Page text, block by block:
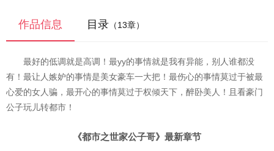
作品信息 目录 （13章）
最好的低调就是高调！最yy的事情就是我有异能，别人谁都没
有！最让人嫉妒的事情是美女豪车一大把！最伤心的事情莫过于被最
心爱的女人骗，最开心的事情莫过于权倾天下，醉卧美人！且看豪门
公子玩儿转都市！
《都市之世家公子哥》最新章节